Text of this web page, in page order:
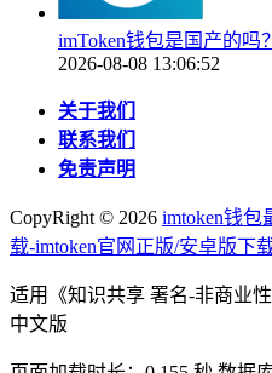
imToken钱包是国产的
2026-08-08 13:06:52
关于我们
联系我们
免责声明
CopyRight © 2026 imtoken钱包
载-imtoken官网正版/安卓版下
适用《知识共享 署名-非商业
中文版